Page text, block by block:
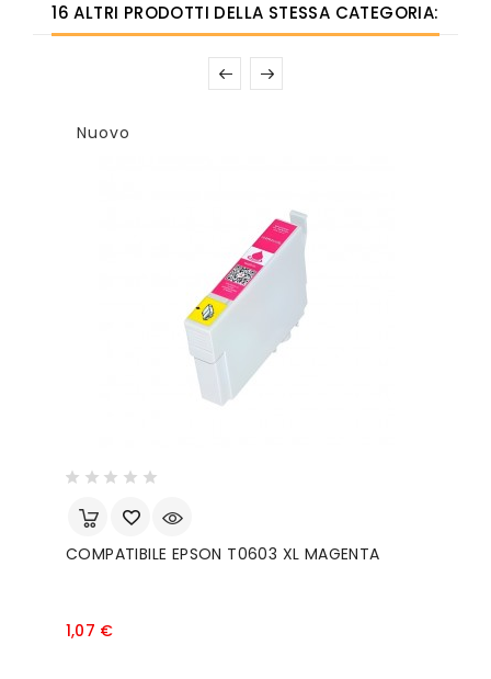
16 ALTRI PRODOTTI DELLA STESSA CATEGORIA:
Nuovo
COMPATIBILE EPSON T0603 XL MAGENTA
1,07 €Prezzo